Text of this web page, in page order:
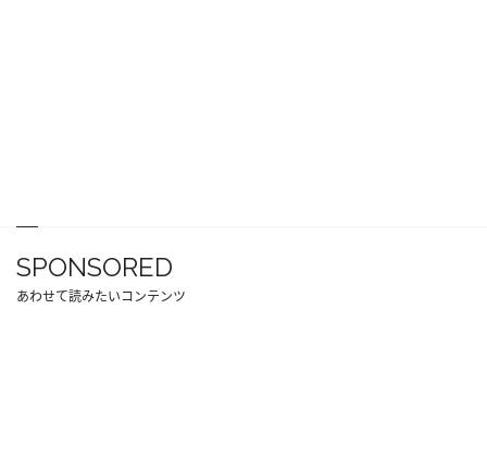
SPONSORED
あわせて読みたいコンテンツ